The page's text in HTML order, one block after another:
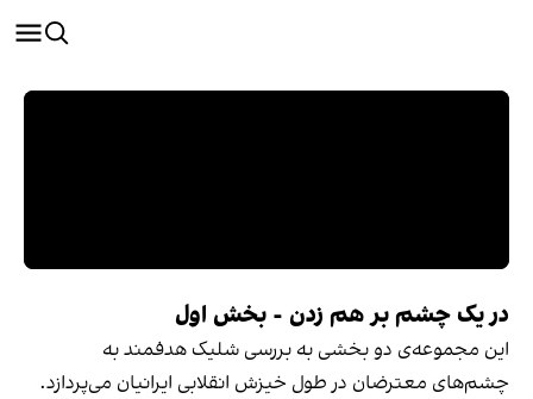
در یک چشم بر هم زدن - بخش اول
این مجموعه‌ی دو بخشی به بررسی شلیک هدفمند به
چشم‌های معترضان در طول خیزش انقلابی ایرانیان می‌پردازد.